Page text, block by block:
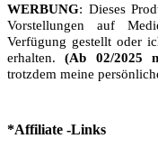
WERBUNG: Dieses
Vorstellungen auf
Verfügung gestellt oder
erhalten.(Ab 02/2025
trotzdem meine
*Affiliate -Links